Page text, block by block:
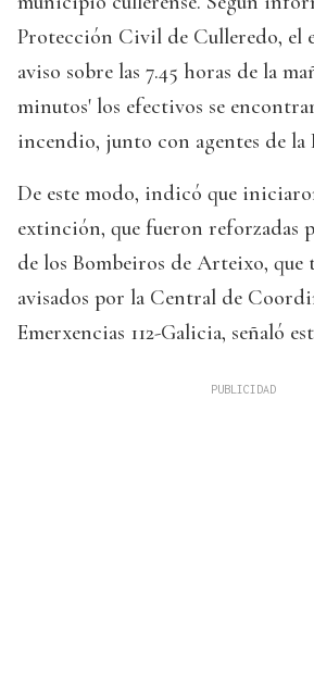
Protección Civil de Culleredo, el
aviso sobre las 7.45 horas de la
minutos' los efectivos se
incendio, junto con agentes de la
De este modo, indicó que
extinción, que fueron reforzadas
de los Bombeiros de Arteixo, que
avisados por la Central de
Emerxencias 112-Galicia, señaló